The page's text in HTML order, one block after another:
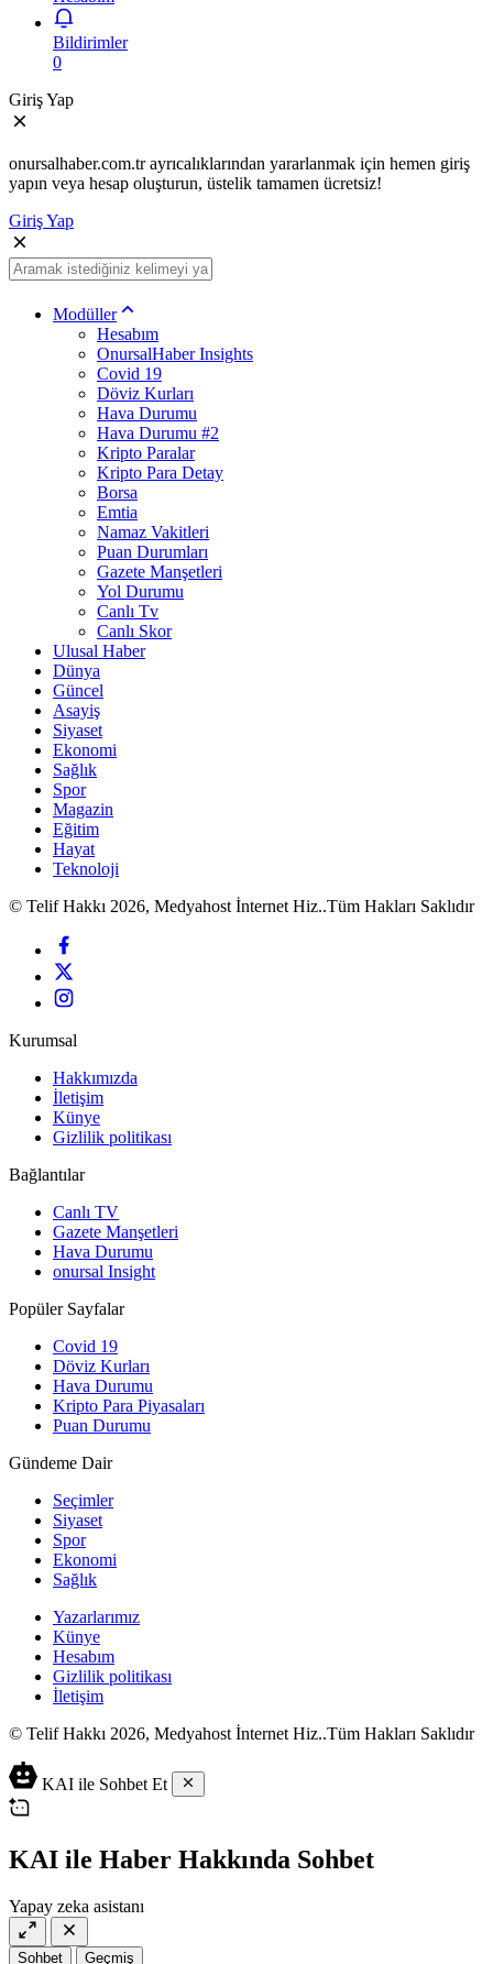
Bildirimler
0
Giriş Yap
onursalhaber.com.tr ayrıcalıklarından yararlanmak için hemen giriş
yapın veya hesap oluşturun, üstelik tamamen ücretsiz!
Giriş Yap
Modüller
Hesabım
OnursalHaber Insights
Covid 19
Döviz Kurları
Hava Durumu
Hava Durumu #2
Kripto Paralar
Kripto Para Detay
Borsa
Emtia
Namaz Vakitleri
Puan Durumları
Gazete Manşetleri
Yol Durumu
Canlı Tv
Canlı Skor
Ulusal Haber
Dünya
Güncel
Asayiş
Siyaset
Ekonomi
Sağlık
Spor
Magazin
Eğitim
Hayat
Teknoloji
© Telif Hakkı 2026, Medyahost İnternet Hiz..Tüm Hakları Saklıdır
Kurumsal
Hakkımızda
İletişim
Künye
Gizlilik politikası
Bağlantılar
Canlı TV
Gazete Manşetleri
Hava Durumu
onursal Insight
Popüler Sayfalar
Covid 19
Döviz Kurları
Hava Durumu
Kripto Para Piyasaları
Puan Durumu
Gündeme Dair
Seçimler
Siyaset
Spor
Ekonomi
Sağlık
Yazarlarımız
Künye
Hesabım
Gizlilik politikası
İletişim
© Telif Hakkı 2026, Medyahost İnternet Hiz..Tüm Hakları Saklıdır
casino
siteleri
casino
2023
lordcasino
canlı
casino
siteleri
iyi
casino
vdcasino
vdcasino
giriş
ev
yapımı
salça
KAI ile Sohbet Et
KAI ile Haber Hakkında Sohbet
Yapay zeka asistanı
Sohbet Geçmiş